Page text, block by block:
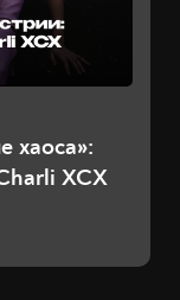
хаоса»:
XCX